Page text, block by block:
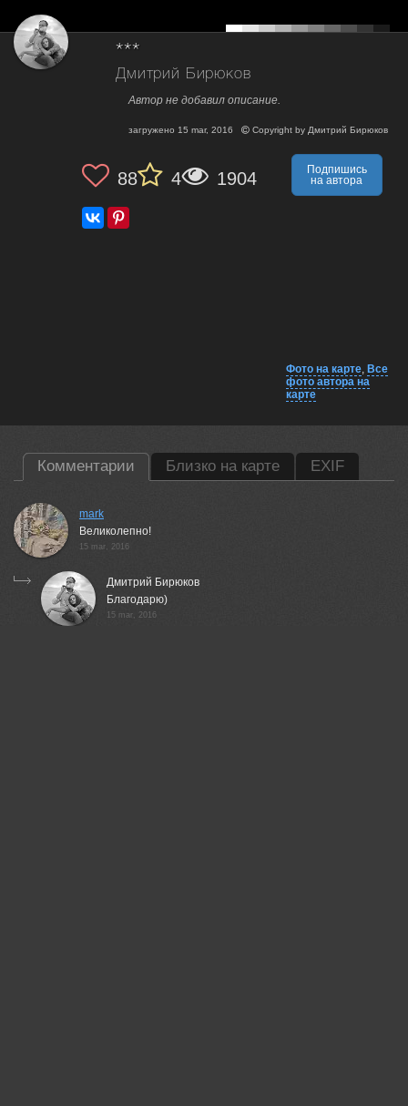
***
Дмитрий Бирюков
Автор не добавил описание.
загружено 15 mar, 2016 Copyright by Дмитрий Бирюков
88 4 1904
Подпишись
на автора
Фото на карте, Все
фото автора на
карте
Комментарии Близко на карте EXIF
mark
Великолепно!
15 mar, 2016
Дмитрий Бирюков
Благодарю)
15 mar, 2016